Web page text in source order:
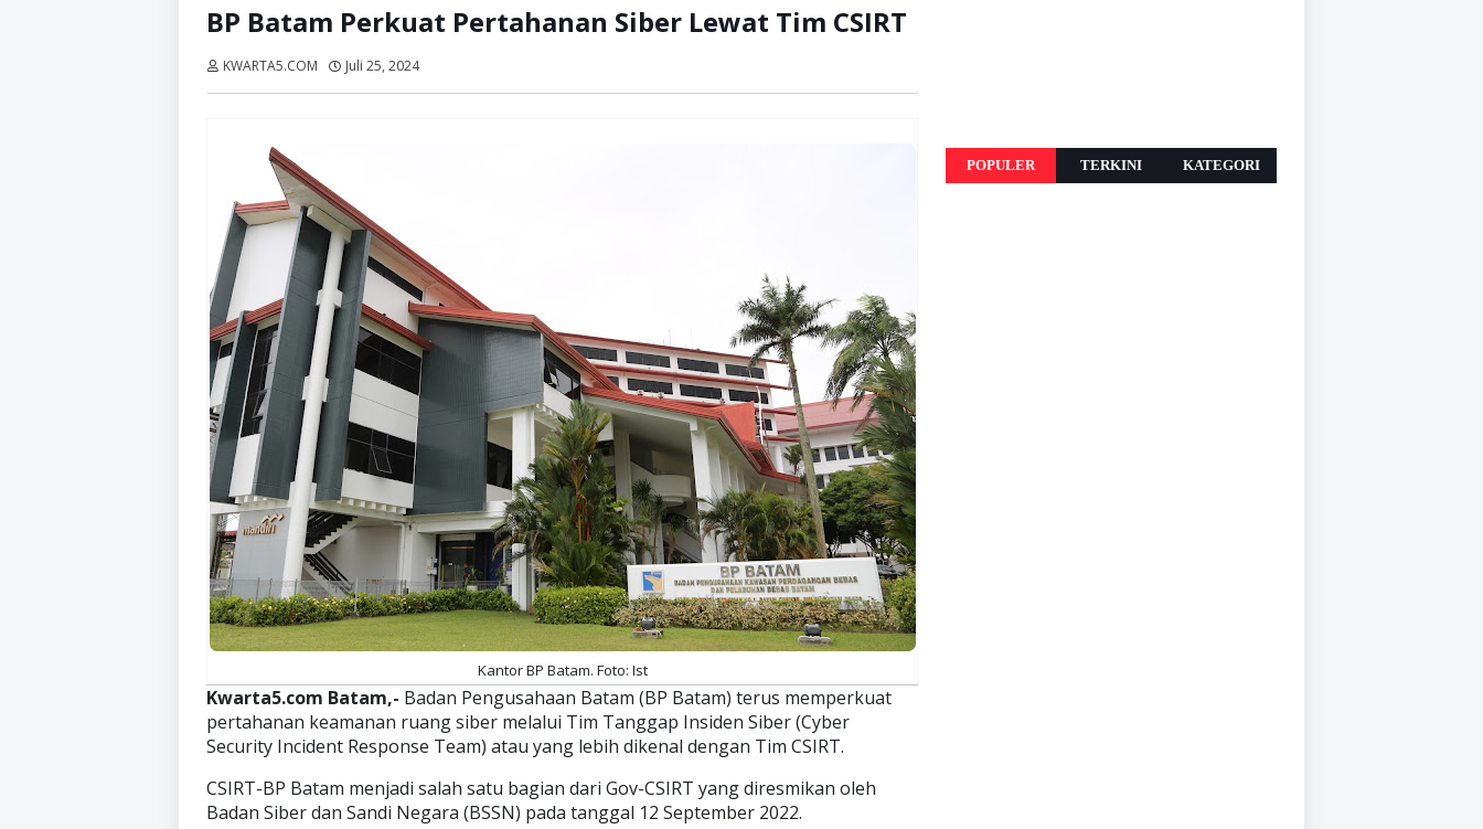
BP Batam Perkuat Pertahanan Siber Lewat Tim CSIRT
KWARTA5.COM Juli 25, 2024
Kantor BP Batam. Foto: Ist
Kwarta5.com Batam,- Badan Pengusahaan Batam (BP Batam) terus memperkuat
pertahanan keamanan ruang siber melalui Tim Tanggap Insiden Siber (Cyber
Security Incident Response Team) atau yang lebih dikenal dengan Tim CSIRT.
CSIRT-BP Batam menjadi salah satu bagian dari Gov-CSIRT yang diresmikan oleh
Badan Siber dan Sandi Negara (BSSN) pada tanggal 12 September 2022.
POPULER TERKINI KATEGORI